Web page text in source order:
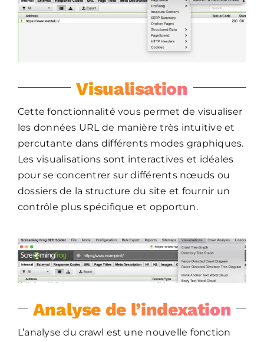
Visualisation
Cette fonctionnalité vous permet de visualiser
les données URL de manière très intuitive et
percutante dans différents modes graphiques.
Les visualisations sont interactives et idéales
pour se concentrer sur différents nœuds ou
dossiers de la structure du site et fournir un
contrôle plus spécifique et opportun.
Analyse de l’indexation
L’analyse du crawl est une nouvelle fonction